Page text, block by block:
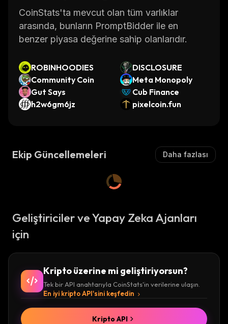
CoinStats'ta mevcut olan tüm varlıklar
arasında, bunların PromptBidder ile en
benzer piyasa değerine sahip olanlarıdır.
ROBINHOODIES
DISCLOSURE
Community Coin
Meta Monopoly
Gut Says
Cub Finance
h2w6gm6jz
pixelcoin.fun
Ekip Güncellemeleri Daha fazlası
Geliştiriciler ve Yapay Zeka Ajanları
için
Kripto üzerine mi geliştiriyorsun?
Tek bir API anahtarıyla CoinStats'in verilerine ulaşın.
En iyi kripto API'sini keşfedin
Kripto API